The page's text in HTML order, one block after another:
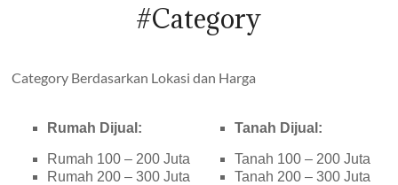
#Category
Category Berdasarkan Lokasi dan Harga
Rumah Dijual:
Rumah 100 – 200 Juta
Rumah 200 – 300 Juta
Tanah Dijual:
Tanah 100 – 200 Juta
Tanah 200 – 300 Juta